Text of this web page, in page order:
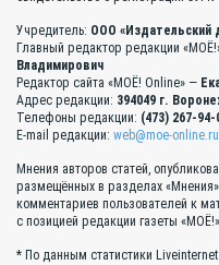
Учредитель: ООО «Издательский
Главный редактор редакции
Владимирович
Редактор сайта «МОЁ! Online» —
Адрес редакции: 394049 г.
Телефоны редакции: (473) 267-
E-mail редакции: web@moe-online.ru
Мнения авторов статей,
размещённых в разделах
комментариев пользователей к
с позицией редакции газеты
* По данным статистики